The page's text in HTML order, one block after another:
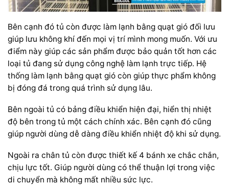
Bên cạnh đó tủ còn được làm lạnh bằng quạt gió đối lưu
giúp lưu không khí đến mọi vị trí mình mong muốn. Với ưu
điểm này giúp các sản phẩm được bảo quản tốt hơn các
loại tủ đang sử dụng công nghệ làm lạnh trực tiếp. Hệ
thống làm lạnh bằng quạt gió còn giúp thực phẩm không
bị đóng đá trong quá trình sử dụng lâu.
Bên ngoài tủ có bảng điều khiển hiện đại, hiển thị nhiệt
độ bên trong tủ một cách chính xác. Bên cạnh đó cũng
giúp người dùng dễ dàng điều khiển nhiệt độ khi sử dụng.
Ngoài ra chân tủ còn được thiết kế 4 bánh xe chắc chắn,
chịu lực tốt. Giúp người dùng có thể thuận lợi trong việc
di chuyển mà không mất nhiều sức lực.